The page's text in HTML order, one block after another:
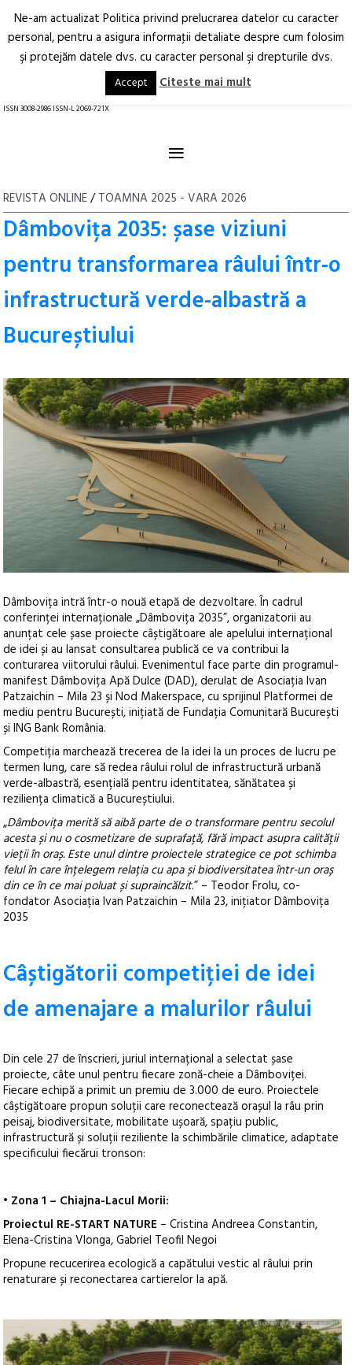
Arhitectură.
Oraș.
RO EN
ISSN 3008-2986 ISSN-L 2069-721X
≡
REVISTA ONLINE/TOAMNA 2025 - VARA 2026
Dâmbovița 2035: șase viziuni
pentru transformarea râului într-o
infrastructură verde-albastră a
Bucureștiului
Dâmbovița intră într-o nouă etapă de dezvoltare. În cadrul
conferinței internaționale „Dâmbovița 2035”, organizatorii au
anunțat cele șase proiecte câștigătoare ale apelului internațional
de idei și au lansat consultarea publică ce va contribui la
conturarea viitorului râului. Evenimentul face parte din programul-
manifest Dâmbovița Apă Dulce (DAD), derulat de Asociația Ivan
Patzaichin – Mila 23 și Nod Makerspace, cu sprijinul Platformei de
mediu pentru București, inițiată de Fundația Comunitară București
și ING Bank România.
Competiția marchează trecerea de la idei la un proces de lucru pe
termen lung, care să redea râului rolul de infrastructură urbană
verde-albastră, esențială pentru identitatea, sănătatea și
reziliența climatică a Bucureștiului.
„Dâmbovița merită să aibă parte de o transformare pentru secolul
acesta și nu o cosmetizare de suprafață, fără impact asupra calității
vieții în oraș. Este unul dintre proiectele strategice ce pot schimba
felul în care înțelegem relația cu apa și biodiversitatea într-un oraș
din ce în ce mai poluat și supraincălzit.” – Teodor Frolu, co-
fondator Asociația Ivan Patzaichin – Mila 23, inițiator Dâmbovița
2035
Câștigătorii competiției de idei
de amenajare a malurilor râului
Din cele 27 de înscrieri, juriul internațional a selectat șase
proiecte, câte unul pentru fiecare zonă-cheie a Dâmboviței.
Fiecare echipă a primit un premiu de 3.000 de euro. Proiectele
câștigătoare propun soluții care reconectează orașul la râu prin
peisaj, biodiversitate, mobilitate ușoară, spațiu public,
infrastructură și soluții reziliente la schimbările climatice, adaptate
specificului fiecărui tronson:
• Zona 1 – Chiajna-Lacul Morii:
Proiectul RE-START NATURE – Cristina Andreea Constantin,
Elena-Cristina Vlonga, Gabriel Teofil Negoi
Propune recucerirea ecologică a capătului vestic al râului prin
renaturare și reconectarea cartierelor la apă.
Ne-am actualizat Politica privind prelucrarea datelor cu caracter
personal, pentru a asigura informaţii detaliate despre cum folosim
şi protejăm datele dvs. cu caracter personal şi drepturile dvs.
Accept Citeste mai mult